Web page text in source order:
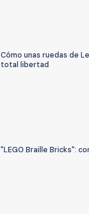
Cómo unas ruedas de
total libertad
"LEGO Braille Bricks":